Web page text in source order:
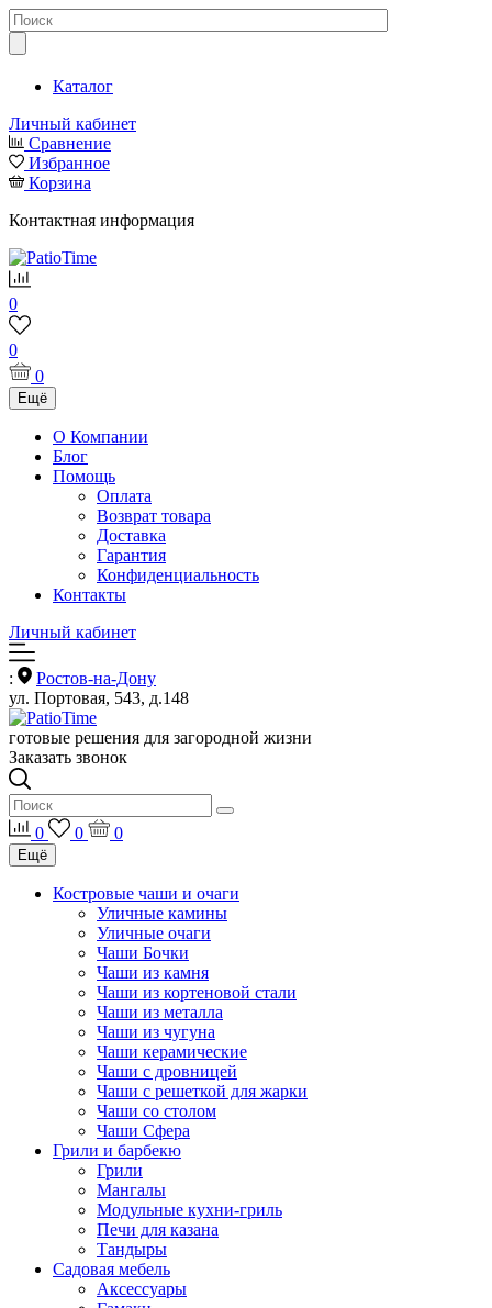
Каталог
Личный кабинет
Сравнение
Избранное
Корзина
Контактная информация
0
0
0
Ещё
О Компании
Блог
Помощь
Оплата
Возврат товара
Доставка
Гарантия
Конфиденциальность
Контакты
Личный кабинет
:
Ростов-на-Дону
ул. Портовая, 543, д.148
готовые решения для загородной жизни
Заказать звонок
0 0 0
Ещё
Костровые чаши и очаги
Уличные камины
Уличные очаги
Чаши Бочки
Чаши из камня
Чаши из кортеновой стали
Чаши из металла
Чаши из чугуна
Чаши керамические
Чаши с дровницей
Чаши с решеткой для жарки
Чаши со столом
Чаши Сфера
Грили и барбекю
Грили
Мангалы
Модульные кухни-гриль
Печи для казана
Тандыры
Садовая мебель
Аксессуары